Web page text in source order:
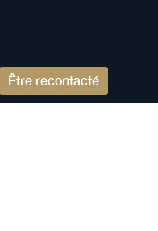
Être recontacté